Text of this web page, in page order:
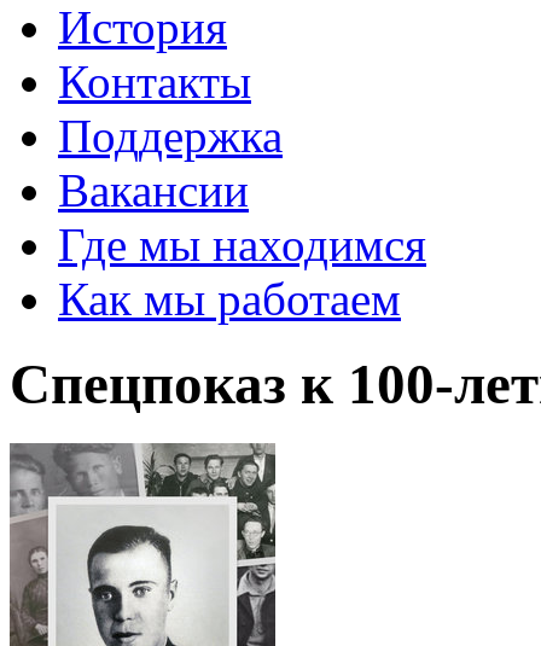
История
Контакты
Поддержка
Вакансии
Где мы находимся
Как мы работаем
Спецпоказ к 100-